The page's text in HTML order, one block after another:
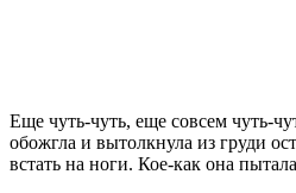
Еще чуть-чуть, еще совсем чуть-
обожгла и вытолкнула из груди
встать на ноги. Кое-как она